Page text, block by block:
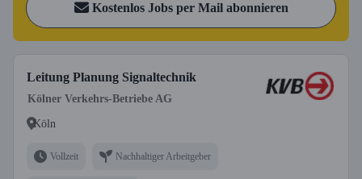
Kostenlos Jobs per Mail abonnieren
Leitung Planung Signaltechnik
Kölner Verkehrs-Betriebe AG
Köln
Vollzeit Nachhaltiger Arbeitgeber